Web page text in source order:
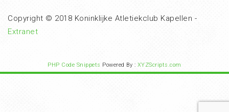
Copyright © 2018 Koninklijke Atletiekclub Kapellen -
Extranet
PHP Code Snippets Powered By : XYZScripts.com